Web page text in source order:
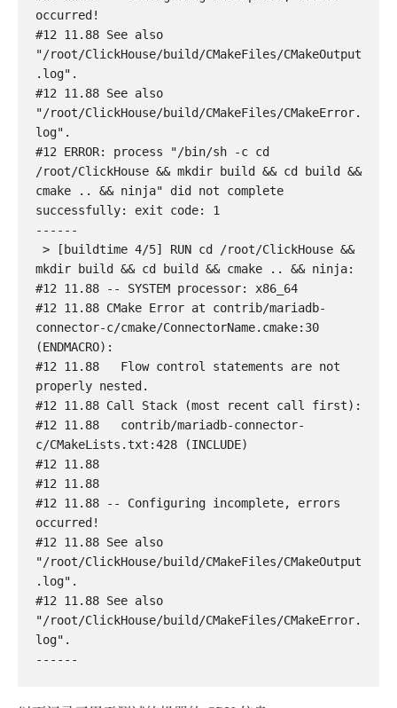
occurred!
#12 11.88 See also
"/root/ClickHouse/build/CMakeFiles/CMakeOutput
.log".
#12 11.88 See also
"/root/ClickHouse/build/CMakeFiles/CMakeError.
log".
#12 ERROR: process "/bin/sh -c cd
/root/ClickHouse && mkdir build && cd build &&
cmake .. && ninja" did not complete
successfully: exit code: 1
------
mkdir build && cd build && cmake .. && ninja:
#12 11.88 -- SYSTEM processor: x86_64
#12 11.88 CMake Error at contrib/mariadb-
connector-c/cmake/ConnectorName.cmake:30
(ENDMACRO):
#12 11.88   Flow control statements are not
properly nested.
#12 11.88 Call Stack (most recent call first):
#12 11.88   contrib/mariadb-connector-
c/CMakeLists.txt:428 (INCLUDE)
#12 11.88
#12 11.88
#12 11.88 -- Configuring incomplete, errors
occurred!
#12 11.88 See also
"/root/ClickHouse/build/CMakeFiles/CMakeOutput
.log".
#12 11.88 See also
"/root/ClickHouse/build/CMakeFiles/CMakeError.
log".